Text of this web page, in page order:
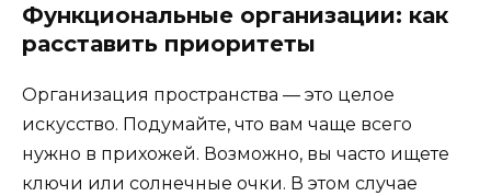
Функциональные организации: как
расставить приоритеты
Организация пространства — это целое
искусство. Подумайте, что вам чаще всего
нужно в прихожей. Возможно, вы часто ищете
ключи или солнечные очки. В этом случае